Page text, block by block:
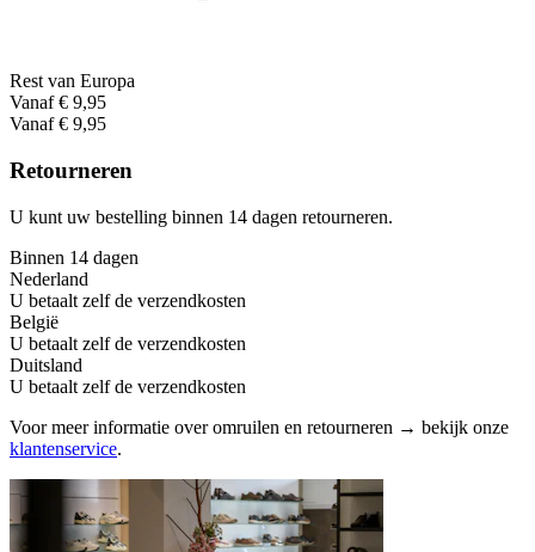
Rest van Europa
Vanaf € 9,95
Vanaf € 9,95
Retourneren
U kunt uw bestelling binnen 14 dagen retourneren.
Binnen 14 dagen
Nederland
U betaalt zelf de verzendkosten
België
U betaalt zelf de verzendkosten
Duitsland
U betaalt zelf de verzendkosten
Voor meer informatie over omruilen en retourneren → bekijk onze
klantenservice.